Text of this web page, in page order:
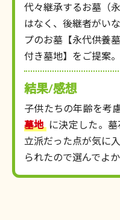
代々継承するお墓（
はなく、後継者がい
プのお墓【永代供養
付き墓地】をご提案。
結果/感想
子供たちの年齢を考
墓地 に決定した。
立派だった点が気に
られたので選んでよか